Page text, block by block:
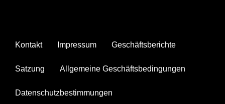
Kontakt Impressum Geschäftsberichte
Satzung Allgemeine Geschäftsbedingungen
Datenschutzbestimmungen